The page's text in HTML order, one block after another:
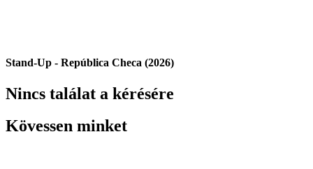
Stand-Up - República Checa (2026)
Nincs találat a kérésére
Kövessen minket